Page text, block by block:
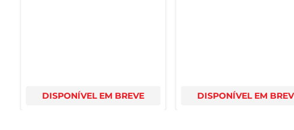
DISPONÍVEL EM BREVE DISPONÍVEL EM